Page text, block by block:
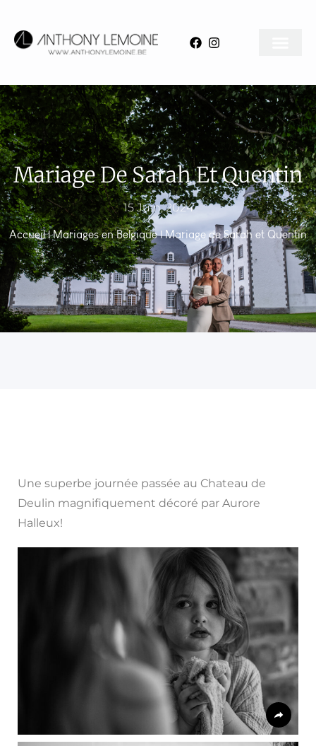
Mariage De Sarah Et Quentin
15 Juin, 2024
Accueil|Mariages en Belgique|Mariage de Sarah et Quentin
Une superbe journée passée au Chateau de
Deulin magnifiquement décoré par Aurore
Halleux!